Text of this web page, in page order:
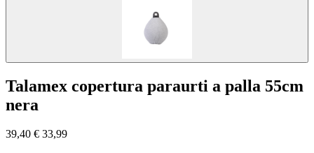
Talamex copertura paraurti a palla 55cm
nera
39,40 € 33,99